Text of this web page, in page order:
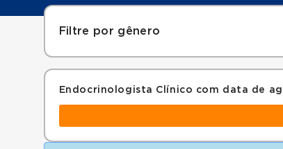
Filtre por gênero
Endocrinologista Clínico com data de